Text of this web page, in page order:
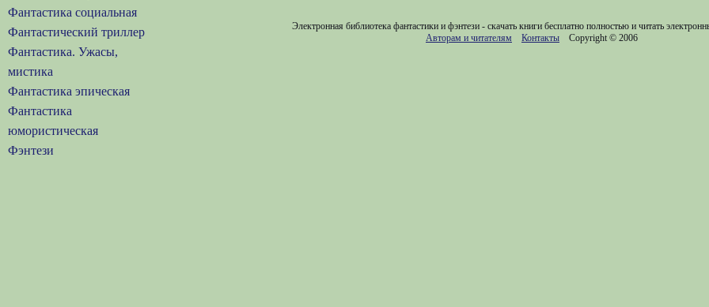
Фантастика социальная
Фантастический триллер
Фантастика. Ужасы,
мистика
Фантастика эпическая
Фантастика
юмористическая
Фэнтези
Электронная библиотека фантастики и фэнтези - скачать книги бесплатно полностью и читать
Авторам и читателям
Контакты Copyright © 2006